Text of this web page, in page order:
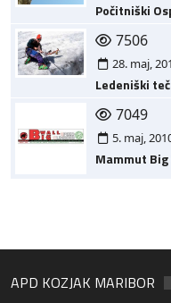
Počitniški
7506
28. maj,
Ledeniški
7049
5. maj,
Mammut
APD KOZJAK MARIBOR